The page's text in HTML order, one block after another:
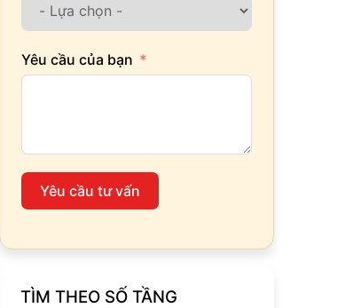
Yêu cầu của bạn
Yêu cầu tư vấn
TÌM THEO SỐ TẦNG